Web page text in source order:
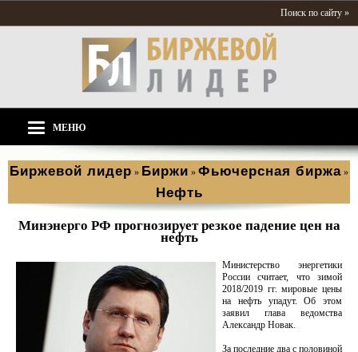
Поиск по сайту »
МЕНЮ
Биржевой лидер » Биржи » Фьючерсная биржа »
Нефть
Минэнерго РФ прогнозирует резкое падение цен на
нефть
Министерство энергетики
России считает, что зимой
2018/2019 гг. мировые цены
на нефть упадут. Об этом
заявил глава ведомства
Александр Новак.
За последние два с половиной